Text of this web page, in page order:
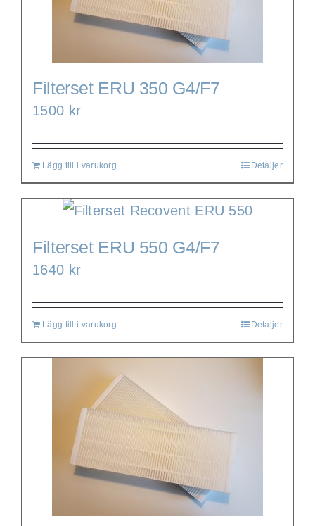
Filterset ERU 350 G4/F7
1500 kr
Lägg till i varukorg Detaljer
Filterset ERU 550 G4/F7
1640 kr
Lägg till i varukorg Detaljer